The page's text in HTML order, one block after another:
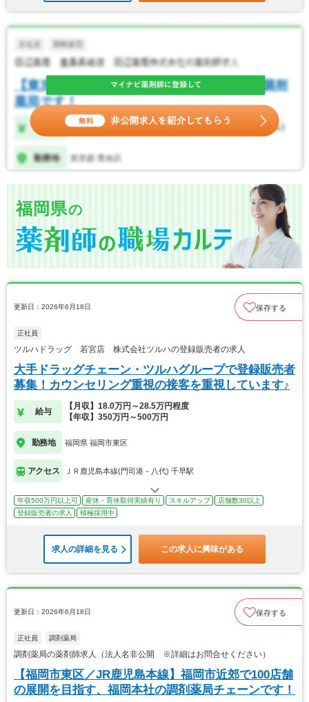
福岡県の
更新日：2026年6月18日 保存する
正社員
ツルハドラッグ 若宮店 株式会社ツルハの登録販売者の求人
大手ドラッグチェーン・ツルハグループで登録販売者
募集！カウンセリング重視の接客を重視しています♪
給与
【月収】18.0万円～28.5万円程度
【年収】350万円～500万円
勤務地 福岡県 福岡市東区
アクセス ＪＲ鹿児島本線(門司港－八代) 千早駅
年収500万円以上可 産休・育休取得実績有り スキルアップ
店舗数30以上
登録販売者の求人
積極採用中
求人の詳細を見る この求人に興味がある
更新日：2026年6月18日 保存する
正社員 調剤薬局
調剤薬局の薬剤師求人（法人名非公開 ※詳細はお問合せください）
【福岡市東区／JR鹿児島本線】福岡市近郊で100店舗
の展開を目指す、福岡本社の調剤薬局チェーンです！